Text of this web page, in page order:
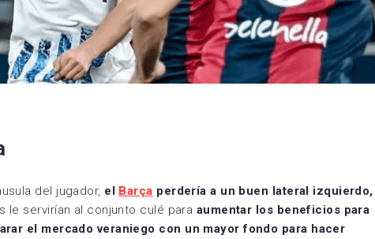
del jugador, el Barça perdería a un buen lateral izquierdo,
le servirían al conjunto culé para aumentar los beneficios para
el mercado veraniego con un mayor fondo para hacer